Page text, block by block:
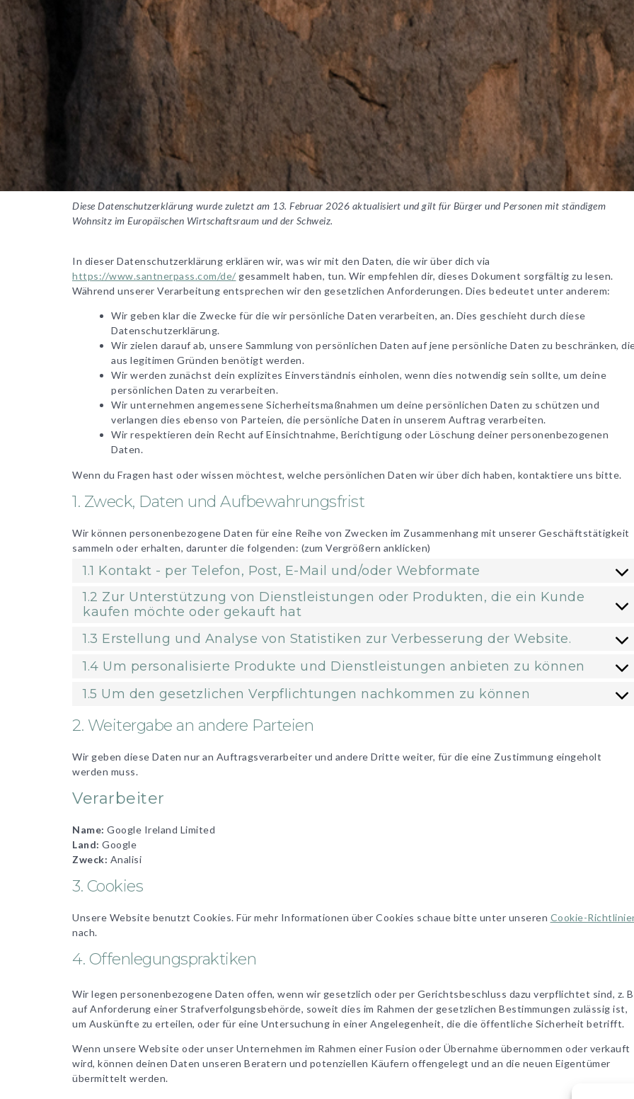
Diese Datenschutzerklärung wurde zuletzt am 13. Februar 2026 aktualisiert und gilt für Bürger und Personen mit ständigem
Wohnsitz im Europäischen Wirtschaftsraum und der Schweiz.
In dieser Datenschutzerklärung erklären wir, was wir mit den Daten, die wir über dich via
https://www.santnerpass.com/de/ gesammelt haben, tun. Wir empfehlen dir, dieses Dokument sorgfältig zu lesen.
Während unserer Verarbeitung entsprechen wir den gesetzlichen Anforderungen. Dies bedeutet unter anderem:
Wir geben klar die Zwecke für die wir persönliche Daten verarbeiten, an. Dies geschieht durch diese
Datenschutzerklärung.
Wir zielen darauf ab, unsere Sammlung von persönlichen Daten auf jene persönliche Daten zu beschränken,
aus legitimen Gründen benötigt werden.
Wir werden zunächst dein explizites Einverständnis einholen, wenn dies notwendig sein sollte, um deine
persönlichen Daten zu verarbeiten.
Wir unternehmen angemessene Sicherheitsmaßnahmen um deine persönlichen Daten zu schützen und
verlangen dies ebenso von Parteien, die persönliche Daten in unserem Auftrag verarbeiten.
Wir respektieren dein Recht auf Einsichtnahme, Berichtigung oder Löschung deiner personenbezogenen
Daten.
Wenn du Fragen hast oder wissen möchtest, welche persönlichen Daten wir über dich haben, kontaktiere uns bitte.
1. Zweck, Daten und Aufbewahrungsfrist
Wir können personenbezogene Daten für eine Reihe von Zwecken im Zusammenhang mit unserer Geschäftstätigkeit
sammeln oder erhalten, darunter die folgenden: (zum Vergrößern anklicken)
1.1 Kontakt - per Telefon, Post, E-Mail und/oder Webformate
1.2 Zur Unterstützung von Dienstleistungen oder Produkten, die ein Kunde
kaufen möchte oder gekauft hat
1.3 Erstellung und Analyse von Statistiken zur Verbesserung der Website.
1.4 Um personalisierte Produkte und Dienstleistungen anbieten zu können
1.5 Um den gesetzlichen Verpflichtungen nachkommen zu können
2. Weitergabe an andere Parteien
Wir geben diese Daten nur an Auftragsverarbeiter und andere Dritte weiter, für die eine Zustimmung eingeholt
werden muss.
Verarbeiter
Name: Google Ireland Limited
Land: Google
Zweck: Analisi
3. Cookies
Unsere Website benutzt Cookies. Für mehr Informationen über Cookies schaue bitte unter unseren Cookie-
nach.
4. Offenlegungspraktiken
Wir legen personenbezogene Daten offen, wenn wir gesetzlich oder per Gerichtsbeschluss dazu verpflichtet sind, z.
auf Anforderung einer Strafverfolgungsbehörde, soweit dies im Rahmen der gesetzlichen Bestimmungen zulässig ist,
um Auskünfte zu erteilen, oder für eine Untersuchung in einer Angelegenheit, die die öffentliche Sicherheit betrifft.
Wenn unsere Website oder unser Unternehmen im Rahmen einer Fusion oder Übernahme übernommen oder verkauft
wird, können deinen Daten unseren Beratern und potenziellen Käufern offengelegt und an die neuen Eigentümer
übermittelt werden.